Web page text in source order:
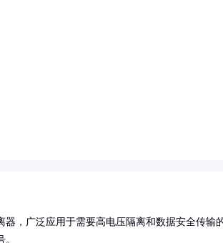
器，广泛应用于需要高电压隔离和数据安全传输